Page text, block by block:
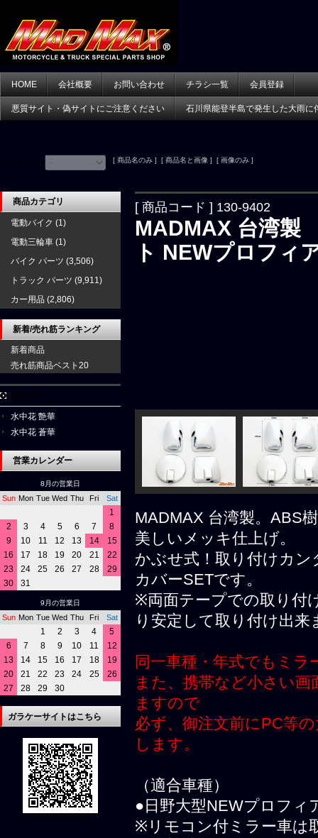
HOME 会社概要 お問い合わせ チラシ一覧 会員登録
悪質サイト・偽サイトにご注意ください 石川県能登半島で発生した大雨に
[ 商品名のみ ] [ 商品名と画像 ] [ 画像のみ ]
[ 商品コード ] 130-9402
MADMAX 台湾製
ト NEWプロフィ
MADMAX 台湾製。ABS
美しいメッキ仕上げ。
かぶせ式！取り付けカ
カバーSETです。
※両面テープでの取り付
り安定して取り付け出来
同一車種・年式でもミ
また、携帯など小さい
ますので
必ず、御注文前にPC等
します。
（適合車種）
●日野大型NEWプロフ
※リモコン付ミラー車は
商品カテゴリ
電動バイク (1)
電動三輪車 (1)
バイク パーツ (3,506)
トラック パーツ (9,911)
カー用品 (2,806)
新着/売れ筋ランキング
新着商品
売れ筋商品ベスト20
水中花 艶華
水中花 蒼華
営業カレンダー
8月の営業日
Sun Mon Tue Wed Thu Fri Sat
1
2
3 4 5 6 7
8
9
10 11 12 13 14
15
16
17 18 19 20 21
22
23
24 25 26 27 28
29
30
31
9月の営業日
Sun Mon Tue Wed Thu Fri Sat
1 2 3 4
5
6
7 8 9 10 11
12
13
14 15 16 17 18
19
20
21 22 23 24 25
26
27
28 29 30
ガラケーサイトはこちら